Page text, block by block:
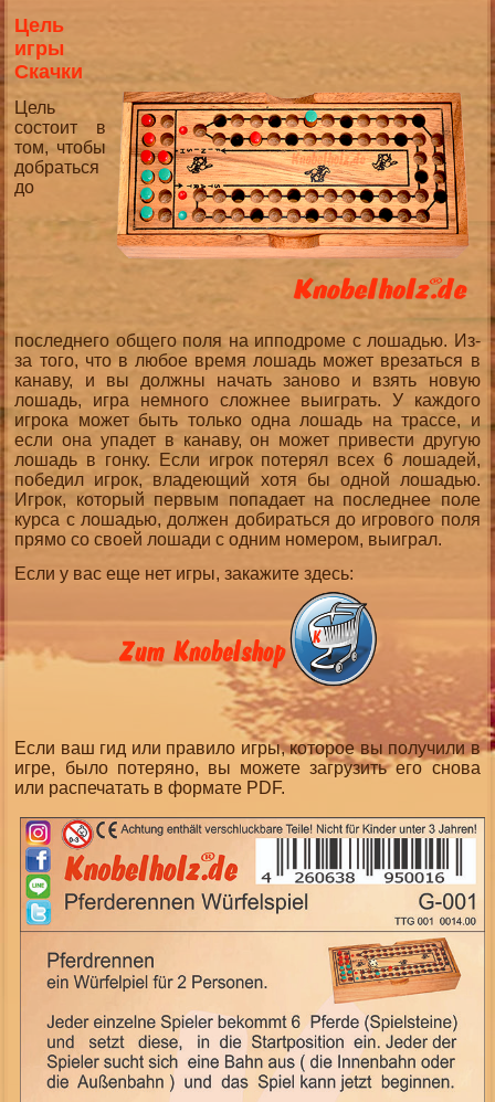
Цель
игры
Скачки
Цель
состоит в
том, чтобы
добраться
до
последнего общего поля на ипподроме с лошадью. Из-
за того, что в любое время лошадь может врезаться в
канаву, и вы должны начать заново и взять новую
лошадь, игра немного сложнее выиграть. У каждого
игрока может быть только одна лошадь на трассе, и
если она упадет в канаву, он может привести другую
лошадь в гонку. Если игрок потерял всех 6 лошадей,
победил игрок, владеющий хотя бы одной лошадью.
Игрок, который первым попадает на последнее поле
курса с лошадью, должен добираться до игрового поля
прямо со своей лошади с одним номером, выиграл.
Если у вас еще нет игры, закажите здесь:
Если ваш гид или правило игры, которое вы получили в
игре, было потеряно, вы можете загрузить его снова
или распечатать в формате PDF.